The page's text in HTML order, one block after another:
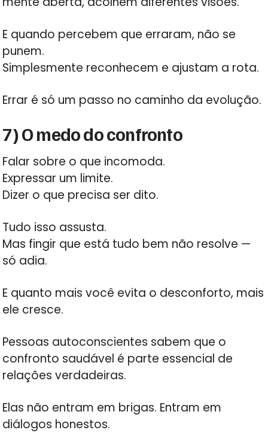
E quando percebem que erraram, não se
punem.
Simplesmente reconhecem e ajustam a rota.
Errar é só um passo no caminho da evolução.
7) O medo do confronto
Falar sobre o que incomoda.
Expressar um limite.
Dizer o que precisa ser dito.
Tudo isso assusta.
Mas fingir que está tudo bem não resolve —
só adia.
E quanto mais você evita o desconforto, mais
ele cresce.
Pessoas autoconscientes sabem que o
confronto saudável é parte essencial de
relações verdadeiras.
Elas não entram em brigas. Entram em
diálogos honestos.